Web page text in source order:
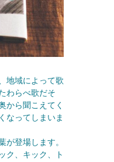
地域によって歌
わらべ歌だそ
から聞こえてく
なってしまいま
登場します。
ク、キック、ト